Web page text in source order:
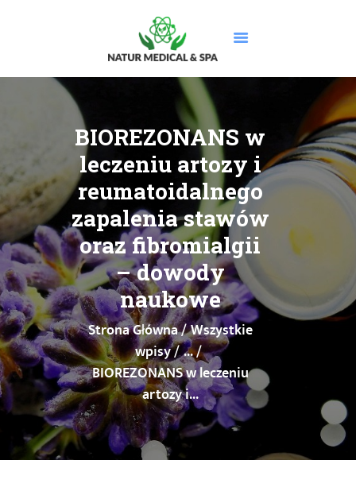
BIOREZONANS w
leczeniu artozy i
reumatoidalnego
zapalenia stawów
oraz fibromialgii
– dowody
naukowe
Strona Główna Wszystkie
wpisy ...
BIOREZONANS w leczeniu
artozy i...
STRONA GŁÓWNA
O NAS
USŁUGI
MASAŻE
CENNIK
PROMOCJE
DOLEGLIWOŚCI
GALERIA
BLOG
KONTAKT
BOOKSY